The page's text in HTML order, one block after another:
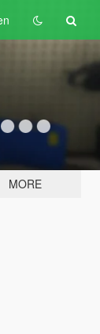
MORE